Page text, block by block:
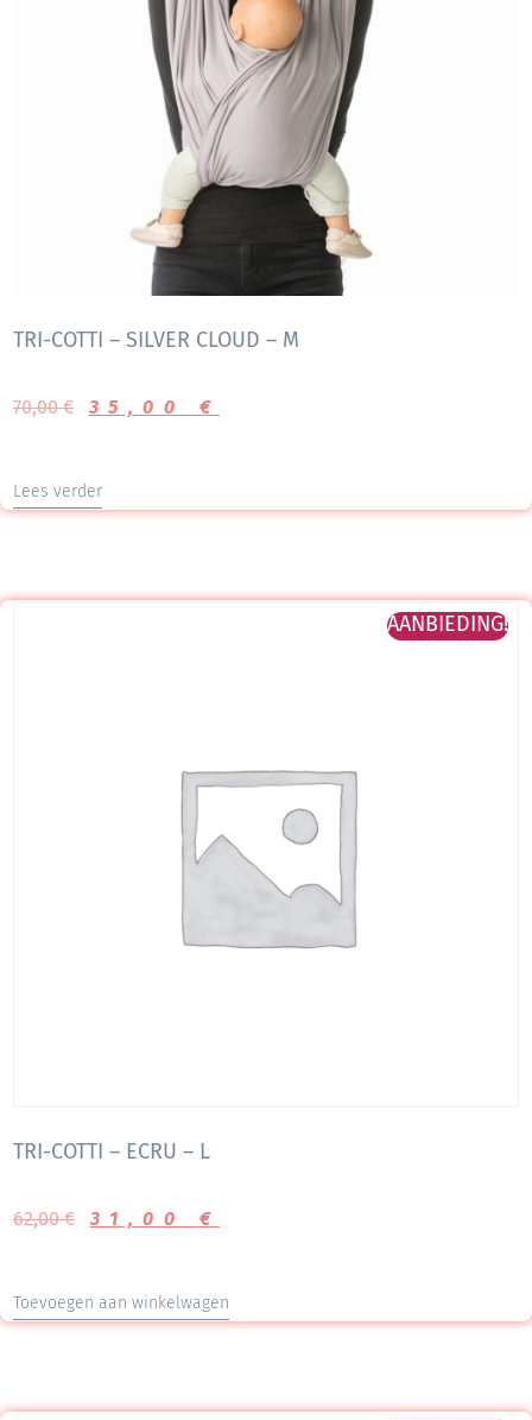
TRI-COTTI – SILVER CLOUD – M
70,00€ 35,00 €
Lees verder
AANBIEDING!
TRI-COTTI – ECRU – L
62,00€ 31,00 €
Toevoegen aan winkelwagen